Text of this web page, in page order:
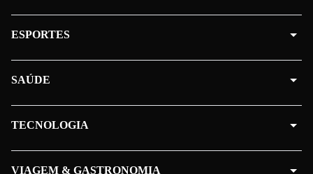
ESPORTES
SAÚDE
TECNOLOGIA
VIAGEM & GASTRONOMIA